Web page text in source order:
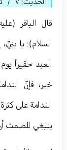
/
قال الباقر
السلام): يا
العبد حقيراً
خير، فإنّ
الندامة على
ينبغي للصمت